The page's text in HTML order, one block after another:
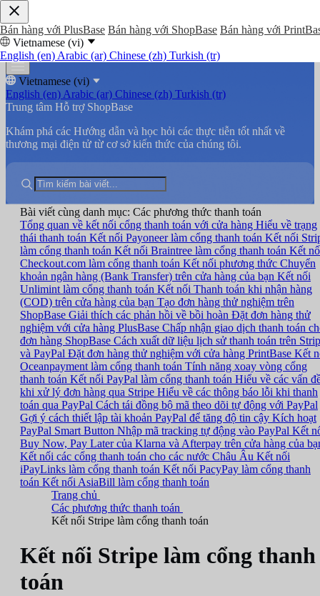
Bán hàng với PlusBase Bán hàng với ShopBase Bán hàng với
Vietnamese (vi)
English (en) Arabic (ar) Chinese (zh) Turkish (tr)
Vietnamese (vi)
English (en) Arabic (ar) Chinese (zh) Turkish (tr)
Trung tâm Hỗ trợ ShopBase
Khám phá các Hướng dẫn và học hỏi các thực tiễn tốt nhất về
thương mại điện tử từ cơ sở kiến thức của chúng tôi.
Bài viết cùng danh mục: Các phương thức thanh toán
Tổng quan về kết nối cổng thanh toán với cửa hàng Hiểu về trạng
thái thanh toán Kết nối Payoneer làm cổng thanh toán Kết nối
làm cổng thanh toán Kết nối Braintree làm cổng thanh toán Kết
Checkout.com làm cổng thanh toán Kết nối phương thức Chuyển
khoản ngân hàng (Bank Transfer) trên cửa hàng của bạn Kết nối
Unlimint làm cổng thanh toán Kết nối Thanh toán khi nhận hàng
(COD) trên cửa hàng của bạn Tạo đơn hàng thử nghiệm trên
ShopBase Giải thích các phản hồi về bồi hoàn Đặt đơn hàng thử
nghiệm với cửa hàng PlusBase Chấp nhận giao dịch thanh toán
đơn hàng ShopBase Cách xuất dữ liệu lịch sử thanh toán trên
và PayPal Đặt đơn hàng thử nghiệm với cửa hàng PrintBase Kết
Oceanpayment làm cổng thanh toán Tính năng xoay vòng cổng
thanh toán Kết nối PayPal làm cổng thanh toán Hiểu về các vấn
khi xử lý đơn hàng qua Stripe Hiểu về các thông báo lỗi khi thanh
toán qua PayPal Cách tái đồng bộ mã theo dõi tự động với PayPal
Gợi ý cách thiết lập tài khoản PayPal để tăng độ tin cậy Kích hoạt
PayPal Smart Button Nhập mã tracking tự động vào PayPal Kết
Buy Now, Pay Later của Klarna và Afterpay trên cửa hàng của
Kết nối các cổng thanh toán cho các nước Châu Âu Kết nối
iPayLinks làm cổng thanh toán Kết nối PacyPay làm cổng thanh
toán Kết nối AsiaBill làm cổng thanh toán
Trang chủ
Các phương thức thanh toán
Kết nối Stripe làm cổng thanh toán
Kết nối Stripe làm cổng thanh
toán